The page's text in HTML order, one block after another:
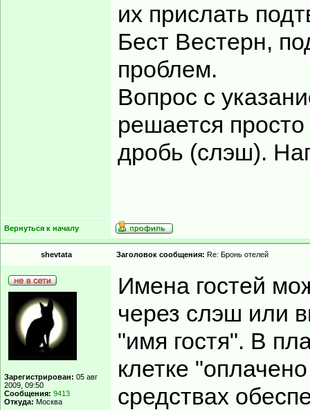
их прислать
Бест Вестерн,
проблем.
Вопрос с
решается
дробь (слэш).
Вернуться к началу
shevtata Заголовок сообщения: Re: Бронь отелей
Зарегистрирован: 05 авг
2009, 09:50
Сообщения: 9413
Откуда: Москва
Имена гостей
через слэш или
"имя гостя". В
клетке
средствах